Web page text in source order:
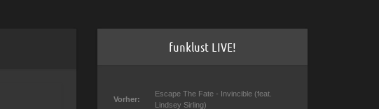
funklust LIVE!